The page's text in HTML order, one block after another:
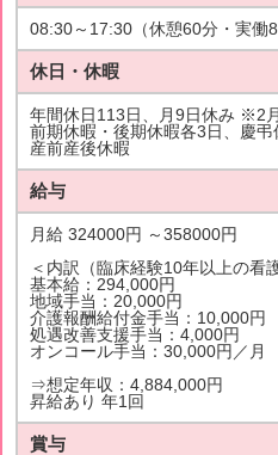
08:30～17:30（休憩60分・実働8
休日・休暇
年間休日113日、月9日休み ※2
前期休暇・後期休暇各3日、慶弔
産前産後休暇
給与
月給 324000円 ～358000円
＜内訳（臨床経験10年以上の看
基本給：294,000円
地域手当：20,000円
介護報酬給付金手当：10,000円
処遇改善支援手当：4,000円
オンコール手当：30,000円／月
⇒想定年収：4,884,000円
昇給あり 年1回
賞与